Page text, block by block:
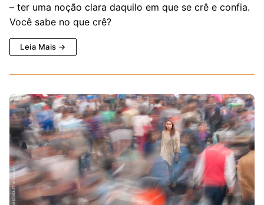
– ter uma noção clara daquilo em que se crê e confia.
Você sabe no que crê?
Leia Mais →